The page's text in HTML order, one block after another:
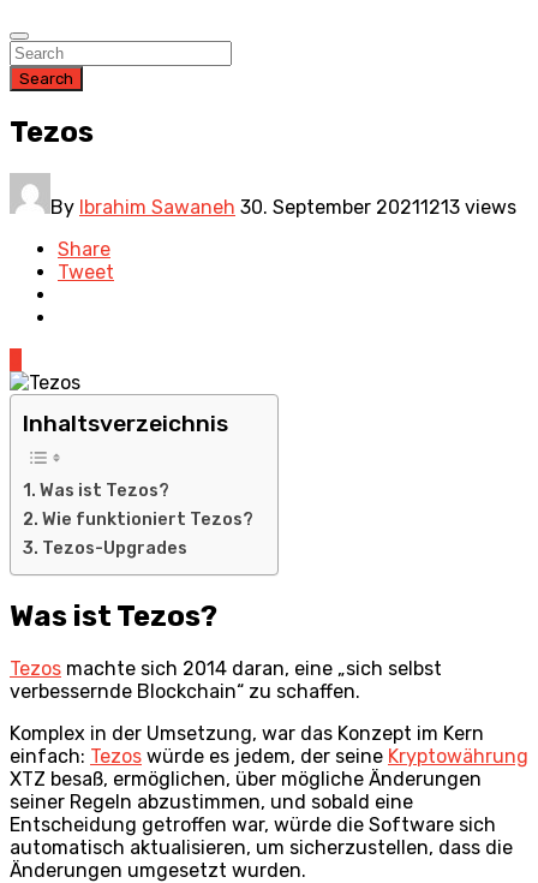
Search
Tezos
By Ibrahim Sawaneh 30. September 20211213 views
Share
Tweet
Inhaltsverzeichnis
Was ist Tezos?
Wie funktioniert Tezos?
Tezos-Upgrades
Was ist Tezos?
Tezos machte sich 2014 daran, eine „sich selbst
verbessernde Blockchain“ zu schaffen.
Komplex in der Umsetzung, war das Konzept im Kern
einfach: Tezos würde es jedem, der seine Kryptowährung
XTZ besaß, ermöglichen, über mögliche Änderungen
seiner Regeln abzustimmen, und sobald eine
Entscheidung getroffen war, würde die Software sich
automatisch aktualisieren, um sicherzustellen, dass die
Änderungen umgesetzt wurden.